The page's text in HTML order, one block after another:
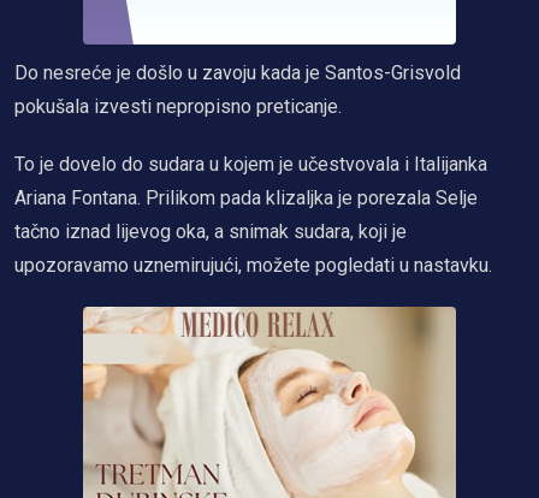
Do nesreće je došlo u zavoju kada je Santos-Grisvold
pokušala izvesti nepropisno preticanje.
To je dovelo do sudara u kojem je učestvovala i Italijanka
Ariana Fontana. Prilikom pada klizaljka je porezala Selje
tačno iznad lijevog oka, a snimak sudara, koji je
upozoravamo uznemirujući, možete pogledati u nastavku.